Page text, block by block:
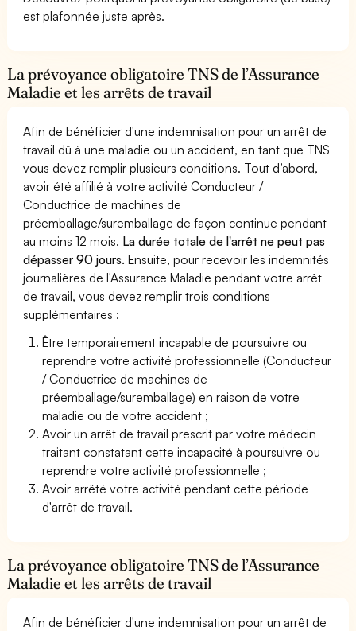
est plafonnée juste après.
La prévoyance obligatoire TNS de l’Assurance
Maladie et les arrêts de travail
Afin de bénéficier d'une indemnisation pour un arrêt de
travail dû à une maladie ou un accident, en tant que TNS
vous devez remplir plusieurs conditions. Tout d’abord,
avoir été affilié à votre activité Conducteur /
Conductrice de machines de
préemballage/suremballage de façon continue pendant
au moins 12 mois. La durée totale de l'arrêt ne peut pas
dépasser 90 jours. Ensuite, pour recevoir les indemnités
journalières de l'Assurance Maladie pendant votre arrêt
de travail, vous devez remplir trois conditions
supplémentaires :
Être temporairement incapable de poursuivre ou
reprendre votre activité professionnelle (Conducteur
/ Conductrice de machines de
préemballage/suremballage) en raison de votre
maladie ou de votre accident ;
Avoir un arrêt de travail prescrit par votre médecin
traitant constatant cette incapacité à poursuivre ou
reprendre votre activité professionnelle ;
Avoir arrêté votre activité pendant cette période
d'arrêt de travail.
La prévoyance obligatoire TNS de l’Assurance
Maladie et les arrêts de travail
Afin de bénéficier d'une indemnisation pour un arrêt de